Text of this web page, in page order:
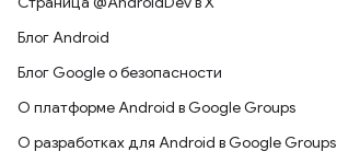
Блог Android
Блог Google о безопасности
О платформе Android в Google Groups
О разработках для Android в Google Groups